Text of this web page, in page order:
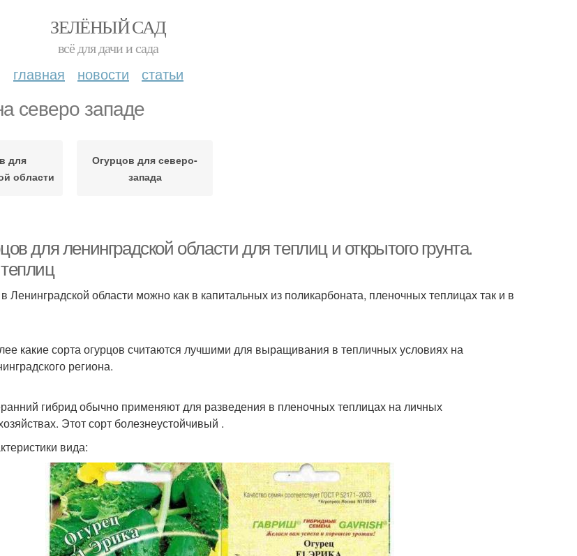
ЗЕЛЁНЫЙ САД
всё для дачи и сада
главная новости статьи
северо западе
для
области
Огурцов для северо-
запада
для ленинградской области для теплиц и открытого грунта.
Ленинградской области можно как в капитальных из поликарбоната, пленочных теплицах так и в
какие сорта огурцов считаются лучшими для выращивания в тепличных условиях на
региона.
гибрид обычно применяют для разведения в пленочных теплицах на личных
Этот сорт болезнеустойчивый .
вида: